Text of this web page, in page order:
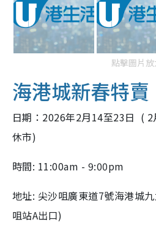
點擊圖片放
海港城新春特賣
日期：2026年2月14至23日 (
休市)
時間: 11:00am - 9:00pm
地址: 尖沙咀廣東道7號海港城
咀站A出口)